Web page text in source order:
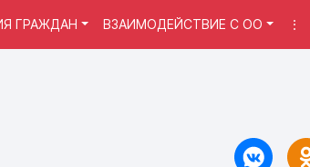
ГРАЖДАН ВЗАИМОДЕЙСТВИЕ С ОО ⋮